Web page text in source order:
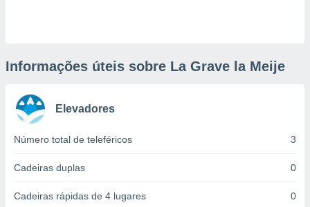
únicos
e
este sitio
Informações úteis sobre La Grave la Meije
Elevadores
Número total de teleféricos 3
Cadeiras duplas 0
Cadeiras rápidas de 4 lugares 0